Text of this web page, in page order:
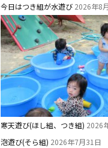
今日はつき組が水遊び 2026年8
寒天遊び(ほし組、つき組) 2026
泡遊び(そら組) 2026年7月31日